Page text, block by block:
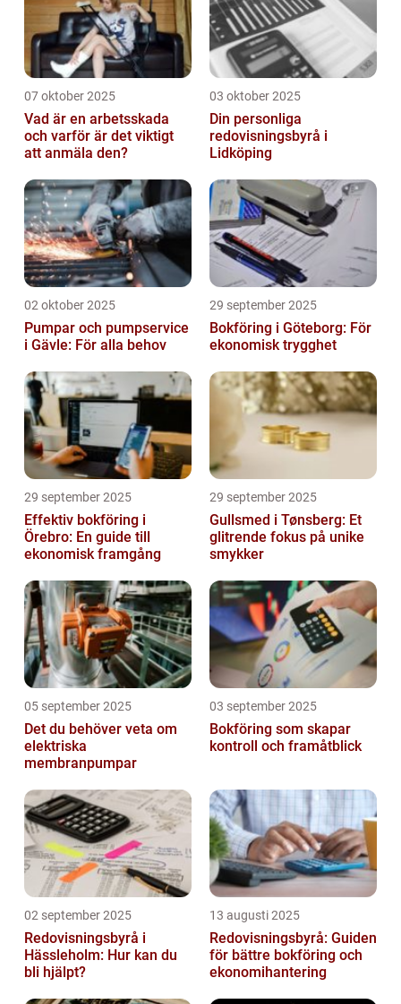
07 oktober 2025
Vad är en arbetsskada
och varför är det viktigt
att anmäla den?
03 oktober 2025
Din personliga
redovisningsbyrå i
Lidköping
02 oktober 2025
Pumpar och pumpservice
i Gävle: För alla behov
29 september 2025
Bokföring i Göteborg: För
ekonomisk trygghet
29 september 2025
Effektiv bokföring i
Örebro: En guide till
ekonomisk framgång
29 september 2025
Gullsmed i Tønsberg: Et
glitrende fokus på unike
smykker
05 september 2025
Det du behöver veta om
elektriska
membranpumpar
03 september 2025
Bokföring som skapar
kontroll och framåtblick
02 september 2025
Redovisningsbyrå i
Hässleholm: Hur kan du
bli hjälpt?
13 augusti 2025
Redovisningsbyrå: Guiden
för bättre bokföring och
ekonomihantering